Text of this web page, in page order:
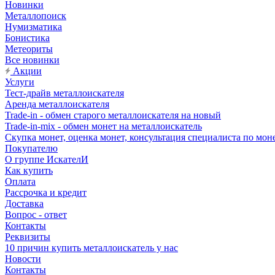
Новинки
Металлопоиск
Нумизматика
Бонистика
Метеориты
Все новинки
Акции
Услуги
Тест-драйв металлоискателя
Аренда металлоискателя
Trade-in - обмен старого металлоискателя на новый
Trade-in-mix - обмен монет на металлоискатель
Скупка монет, оценка монет, консультация специалиста по
Покупателю
О группе ИскателИ
Как купить
Оплата
Рассрочка и кредит
Доставка
Вопрос - ответ
Контакты
Реквизиты
10 причин купить металлоискатель у нас
Новости
Контакты